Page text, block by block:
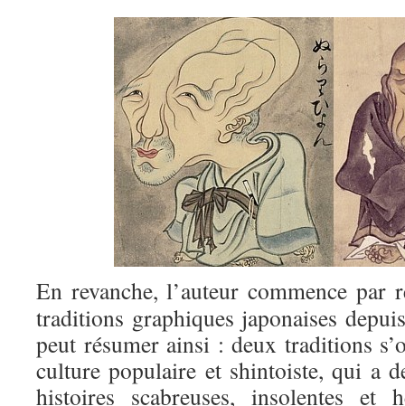
En revanche, l’auteur commence par
traditions graphiques japonaises
peut résumer ainsi : deux traditions
culture populaire et shintoiste, qui a
histoires scabreuses, insolentes et